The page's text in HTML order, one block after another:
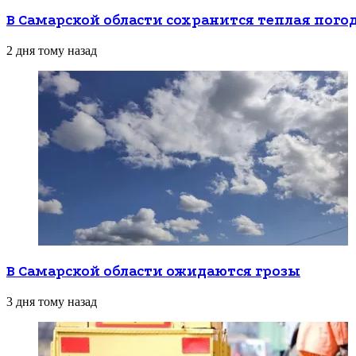
В Самарской области сохранится теплая
2 дня тому назад
В Самарской области ожидаются грозы
3 дня тому назад